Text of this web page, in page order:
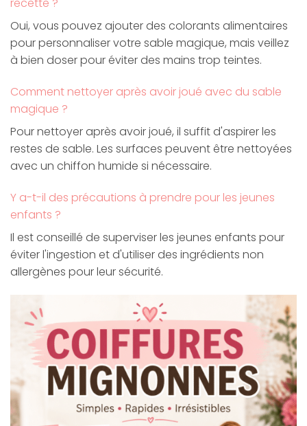
recette ?
Oui, vous pouvez ajouter des colorants alimentaires
pour personnaliser votre sable magique, mais veillez
à bien doser pour éviter des mains trop teintes.
Comment nettoyer après avoir joué avec du sable
magique ?
Pour nettoyer après avoir joué, il suffit d'aspirer les
restes de sable. Les surfaces peuvent être nettoyées
avec un chiffon humide si nécessaire.
Y a-t-il des précautions à prendre pour les jeunes
enfants ?
Il est conseillé de superviser les jeunes enfants pour
éviter l'ingestion et d'utiliser des ingrédients non
allergènes pour leur sécurité.